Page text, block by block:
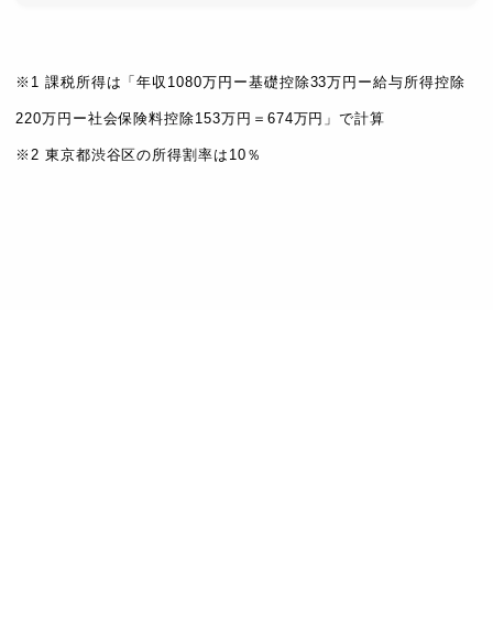
※1 課税所得は「年収1080万円ー基礎控除33万円ー給与所得控除
220万円ー社会保険料控除153万円＝674万円」で計算
※2 東京都渋谷区の所得割率は10％